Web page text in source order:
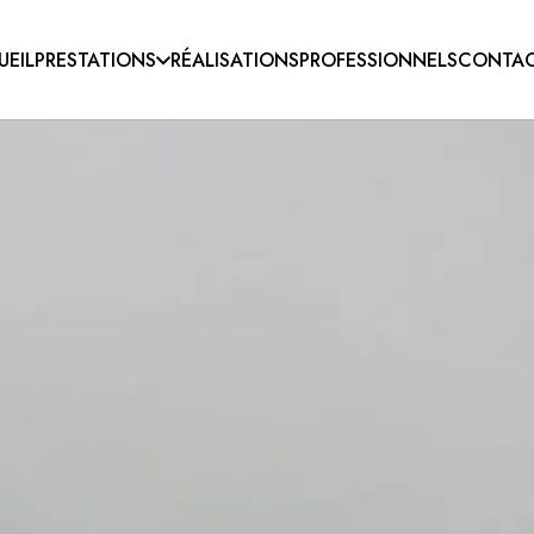
PRESTATIONS RÉALISATIONSPROFESSIONNELS